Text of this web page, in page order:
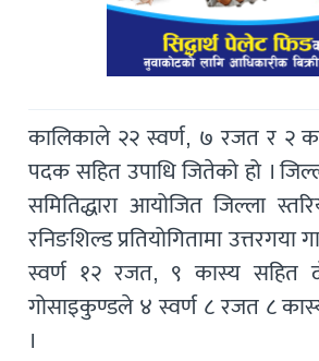
कालिकाले २२ स्वर्ण, ७ रजत र २
पदक सहित उपाधि जितेको हो ।
समितिद्धारा आयोजित जिल्ला
रनिङशिल्ड प्रतियोगितामा उत्तरगया
स्वर्ण १२ रजत, ९ कास्य सहित
गोसाइकुण्डले ४ स्वर्ण ८ रजत ८
।